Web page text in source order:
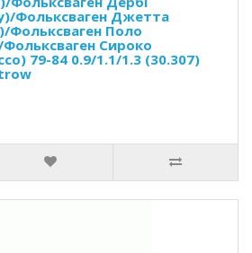
Фольксваген Джетта
Фольксваген Поло
Сироко
79-84 0.9/1.1/1.3 (30.307)